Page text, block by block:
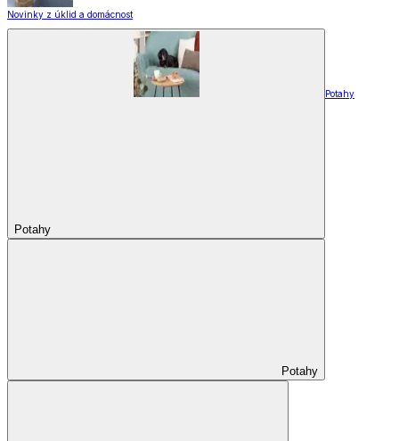
Novinky z úklid a domácnost
Potahy
Potahy
Potahy